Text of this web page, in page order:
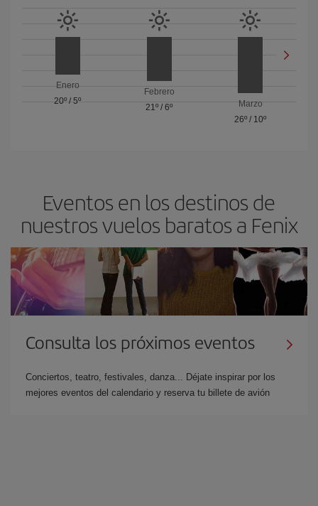
Enero
20º /5º
Febrero
21º / 6º
Marzo
26º / 10º
Eventos en los destinos de
nuestros vuelos baratos a Fenix
Consulta los próximos eventos
Conciertos, teatro, festivales, danza... Déjate inspirar por los
mejores eventos del calendario y reserva tu billete de avión